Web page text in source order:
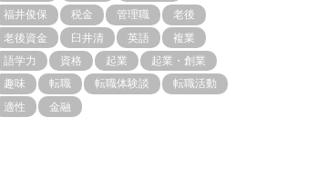
福井俊保
税金 管理職
老後
老後資金
臼井清 英語
複業
語学力
資格 起業
起業・創業
趣味
転職 転職体験談
転職活動
適性
金融